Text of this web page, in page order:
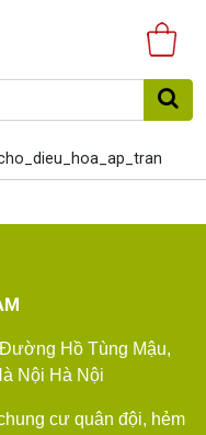
Hồ Tùng Mậu,
Nội Hà Nội
cư quân đội, hẻm